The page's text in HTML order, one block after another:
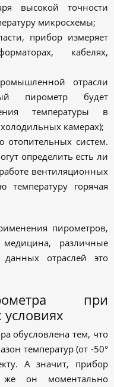
высокой точности
микросхемы;
прибор измеряет
кабелях,
отрасли
пирометр будет
температуры в
камерах);
отопительных систем.
определить есть ли
вентиляционных
горячая
пирометров,
различные
отраслей это
при
обусловлена тем, что
температур (от -50°
А значит, прибор
он моментально